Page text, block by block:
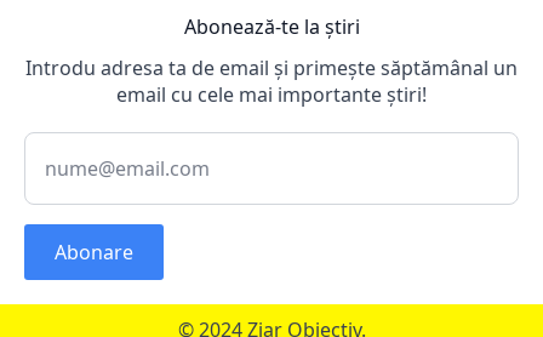
Abonează-te la știri
Introdu adresa ta de email și primește săptămânal un
email cu cele mai importante știri!
Abonare
© 2024 Ziar Obiectiv.